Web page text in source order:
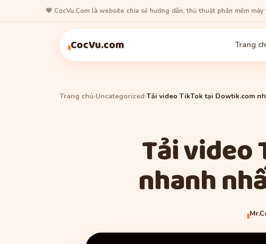
🧡 CocVu.Com là website chia sẻ hướng dẫn, thủ thuật phần mềm
CocVu.com Trang
Trang chủ›Uncategorized›Tải video TikTok tại Dowtik.com
Tải video
nhanh